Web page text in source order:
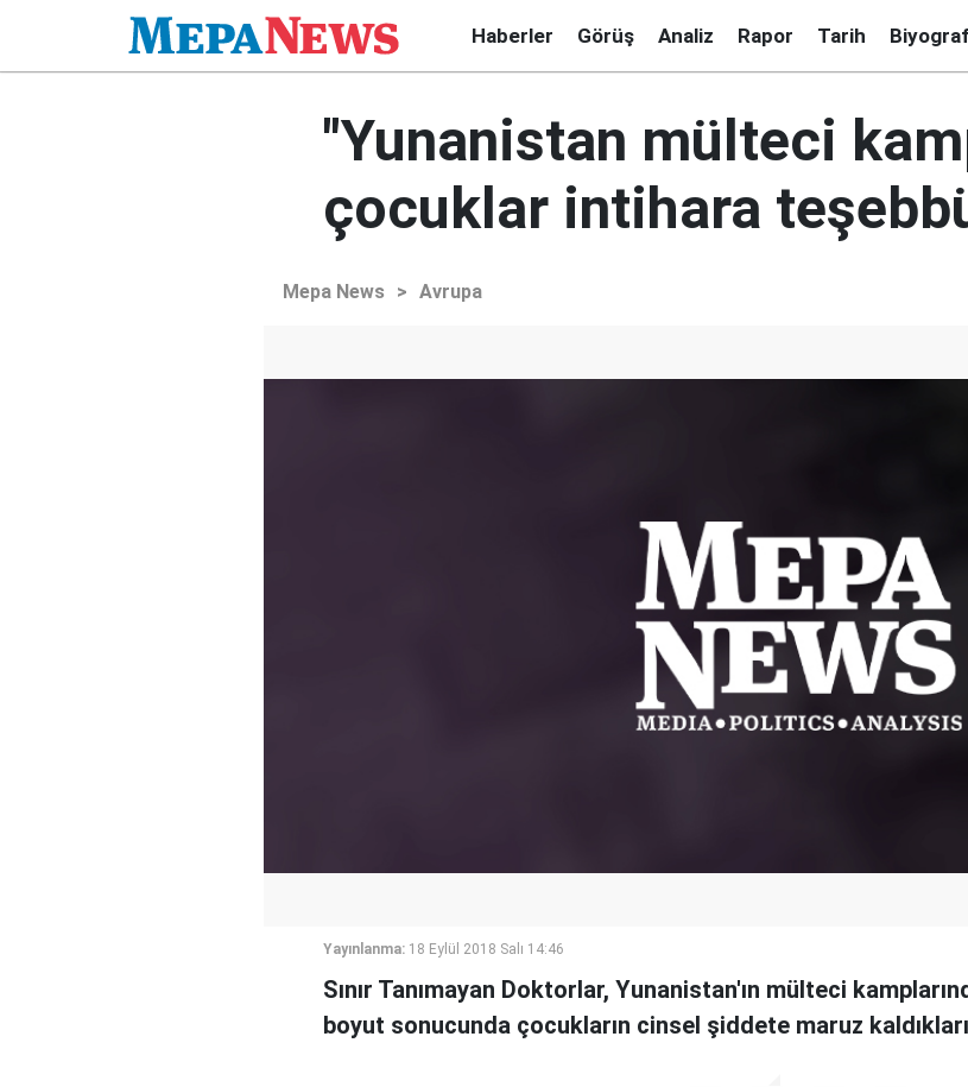
Haberler Görüş Analiz Rapor Tarih
"Yunanistan mülteci
çocuklar intihara
Mepa News > Avrupa
Yayınlanma: 18 Eylül 2018 Salı 14:46
Sınır Tanımayan Doktorlar, Yunanistan'ın mülteci
boyut sonucunda çocukların cinsel şiddete maruz